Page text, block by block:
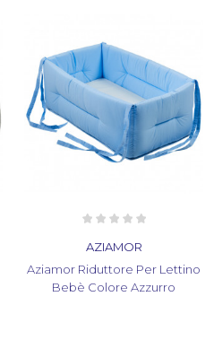
AZIAMOR
Aziamor Riduttore Per Lettino
Bebè Colore Azzurro